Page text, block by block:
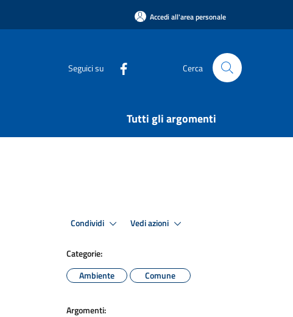
Accedi all'area personale
Seguici su Cerca
Tutti gli argomenti
Condividi Vedi azioni
Categorie:
Ambiente
Comune
Argomenti: